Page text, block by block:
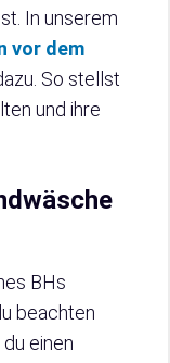
In unserem
vor dem
So stellst
und ihre
BHs
beachten
einen